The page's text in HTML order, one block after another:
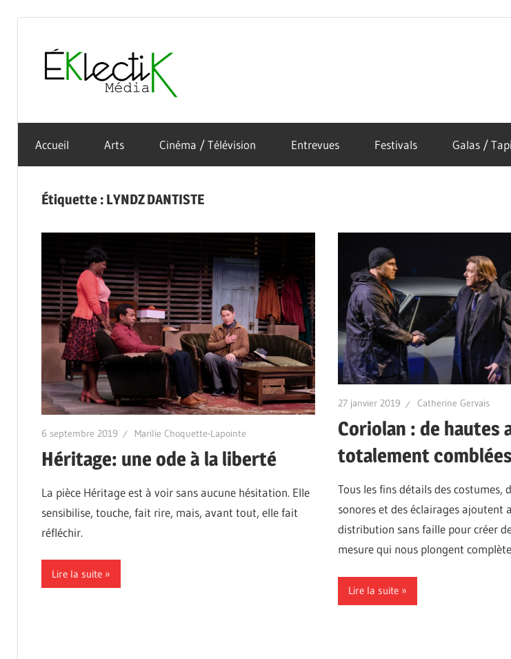
content
Média
culture
sous
toutes
formes
Accueil Arts Cinéma / Télévision Entrevues Festivals Galas /
Étiquette : LYNDZ DANTISTE
6 septembre 2019 Marilie Choquette-Lapointe
Héritage: une ode à la liberté
La pièce Héritage est à voir sans aucune hésitation. Elle
sensibilise, touche, fait rire, mais, avant tout, elle fait
réfléchir.
Lire la suite
27 janvier 2019 Catherine Gervais
Coriolan : de hautes
totalement comblées
Tous les fins détails des costumes,
sonores et des éclairages ajoutent
distribution sans faille pour créer
mesure qui nous plongent
Lire la suite